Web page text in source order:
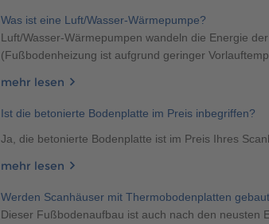
Was ist eine Luft/Wasser-Wärmepumpe?
Luft/Wasser-Wärmepumpen wandeln die Energie
(Fußbodenheizung ist aufgrund geringer
mehr lesen
Ist die betonierte Bodenplatte im Preis inbegriffen?
Ja, die betonierte Bodenplatte ist im Preis Ihres
mehr lesen
Werden Scanhäuser mit Thermobodenplatten
Dieser Fußbodenaufbau ist auch nach den neusten